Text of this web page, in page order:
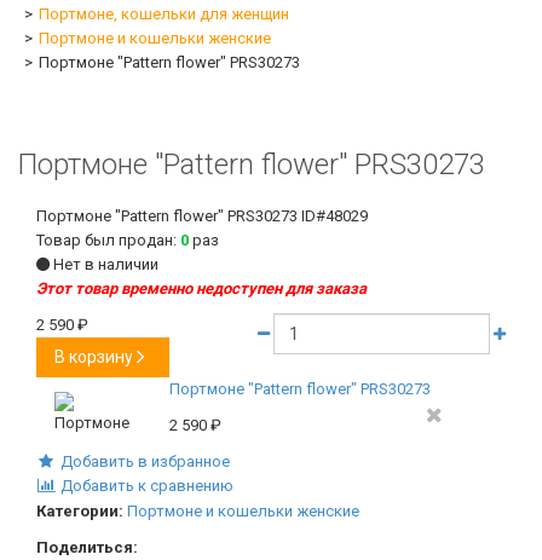
Портмоне, кошельки для женщин
Портмоне и кошельки женские
Портмоне "Pattern flower" PRS30273
Портмоне "Pattern flower" PRS30273
Портмоне "Pattern flower" PRS30273 ID#48029
Товар был продан: 0 раз
Нет в наличии
Этот товар временно недоступен для заказа
2 590 ₽
В корзину
Портмоне "Pattern flower" PRS30273
2 590 ₽
Добавить в избранное
Добавить к сравнению
Категории: Портмоне и кошельки женские
Поделиться: